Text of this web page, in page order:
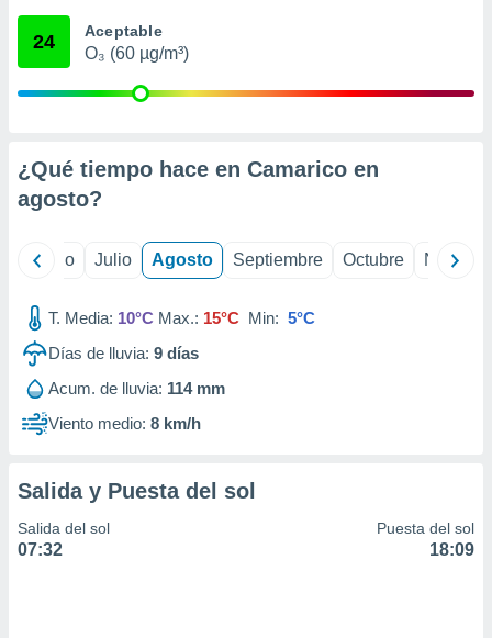
mediante
publicidad
1199
24 Aceptable
O₃ (60 µg/m³)
¿Qué tiempo hace en Camarico en
agosto?
Junio Julio Agosto Septiembre Octubre
T. Media: 10°C Max.: 15°C Min: 5°C
Días de lluvia: 9 días
Acum. de lluvia: 114 mm
Viento medio: 8 km/h
Salida y Puesta del sol
Salida del sol
07:32
Puesta del sol
18:09